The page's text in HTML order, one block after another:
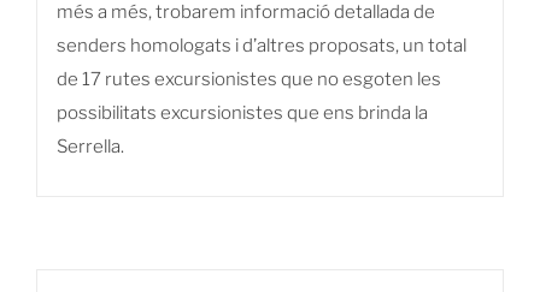
més a més, trobarem informació detallada de
senders homologats i d’altres proposats, un total
de 17 rutes excursionistes que no esgoten les
possibilitats excursionistes que ens brinda la
Serrella.